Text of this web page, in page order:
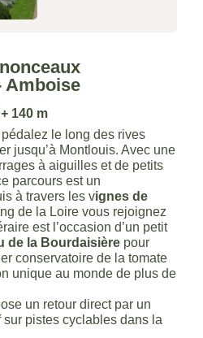
Amboise
140 m
le long des rives
jusqu’à Montlouis. Avec une
à aiguilles et de petits
parcours est un
à travers les vignes de
de la Loire vous rejoignez
est l’occasion d’un petit
de la Bourdaisière pour
conservatoire de la tomate
unique au monde de plus de
un retour direct par un
pistes cyclables dans la